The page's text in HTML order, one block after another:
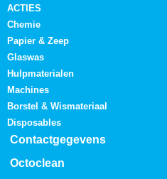
ACTIES
Chemie
Papier & Zeep
Glaswas
Hulpmaterialen
Machines
Borstel & Wismateriaal
Disposables
Contactgegevens
Octoclean